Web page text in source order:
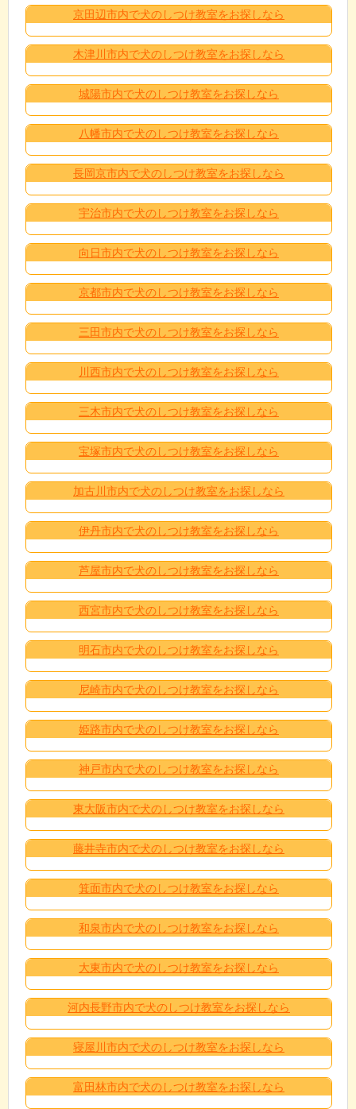
京田辺市内で犬のしつけ教室をお探しなら
木津川市内で犬のしつけ教室をお探しなら
城陽市内で犬のしつけ教室をお探しなら
八幡市内で犬のしつけ教室をお探しなら
長岡京市内で犬のしつけ教室をお探しなら
宇治市内で犬のしつけ教室をお探しなら
向日市内で犬のしつけ教室をお探しなら
京都市内で犬のしつけ教室をお探しなら
三田市内で犬のしつけ教室をお探しなら
川西市内で犬のしつけ教室をお探しなら
三木市内で犬のしつけ教室をお探しなら
宝塚市内で犬のしつけ教室をお探しなら
加古川市内で犬のしつけ教室をお探しなら
伊丹市内で犬のしつけ教室をお探しなら
芦屋市内で犬のしつけ教室をお探しなら
西宮市内で犬のしつけ教室をお探しなら
明石市内で犬のしつけ教室をお探しなら
尼崎市内で犬のしつけ教室をお探しなら
姫路市内で犬のしつけ教室をお探しなら
神戸市内で犬のしつけ教室をお探しなら
東大阪市内で犬のしつけ教室をお探しなら
藤井寺市内で犬のしつけ教室をお探しなら
箕面市内で犬のしつけ教室をお探しなら
和泉市内で犬のしつけ教室をお探しなら
大東市内で犬のしつけ教室をお探しなら
河内長野市内で犬のしつけ教室をお探しなら
寝屋川市内で犬のしつけ教室をお探しなら
富田林市内で犬のしつけ教室をお探しなら